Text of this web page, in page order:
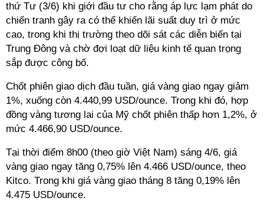
thứ Tư (3/6) khi giới đầu tư cho rằng áp lực lạm phát do
chiến tranh gây ra có thể khiến lãi suất duy trì ở mức
cao, trong khi thị trường theo dõi sát các diễn biến tại
Trung Đông và chờ đợi loạt dữ liệu kinh tế quan trọng
sắp được công bố.
Chốt phiên giao dịch đầu tuần, giá vàng giao ngay giảm
1%, xuống còn 4.440,99 USD/ounce. Trong khi đó, hợp
đồng vàng tương lai của Mỹ chốt phiên thấp hơn 1,2%, ở
mức 4.466,90 USD/ounce.
Tại thời điểm 8h00 (theo giờ Việt Nam) sáng 4/6, giá
vàng giao ngay tăng 0,75% lên 4.466 USD/ounce, theo
Kitco. Trong khi giá vàng giao tháng 8 tăng 0,19% lên
4.475 USD/ounce.